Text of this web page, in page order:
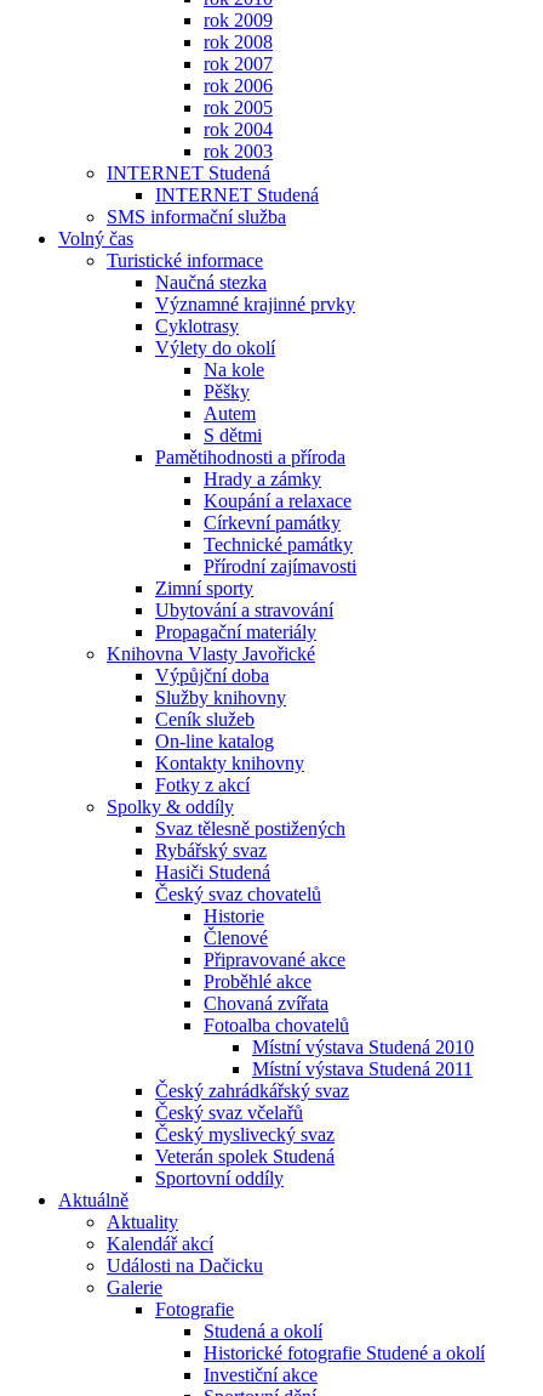
rok 2009
rok 2008
rok 2007
rok 2006
rok 2005
rok 2004
rok 2003
INTERNET Studená
INTERNET Studená
SMS informační služba
Volný čas
Turistické informace
Naučná stezka
Významné krajinné prvky
Cyklotrasy
Výlety do okolí
Na kole
Pěšky
Autem
S dětmi
Pamětihodnosti a příroda
Hrady a zámky
Koupání a relaxace
Církevní památky
Technické památky
Přírodní zajímavosti
Zimní sporty
Ubytování a stravování
Propagační materiály
Knihovna Vlasty Javořické
Výpůjční doba
Služby knihovny
Ceník služeb
On-line katalog
Kontakty knihovny
Fotky z akcí
Spolky & oddíly
Svaz tělesně postižených
Rybářský svaz
Hasiči Studená
Český svaz chovatelů
Historie
Členové
Připravované akce
Proběhlé akce
Chovaná zvířata
Fotoalba chovatelů
Místní výstava Studená 2010
Místní výstava Studená 2011
Český zahrádkářský svaz
Český svaz včelařů
Český myslivecký svaz
Veterán spolek Studená
Sportovní oddíly
Aktuálně
Aktuality
Kalendář akcí
Události na Dačicku
Galerie
Fotografie
Studená a okolí
Historické fotografie Studené a okolí
Investiční akce